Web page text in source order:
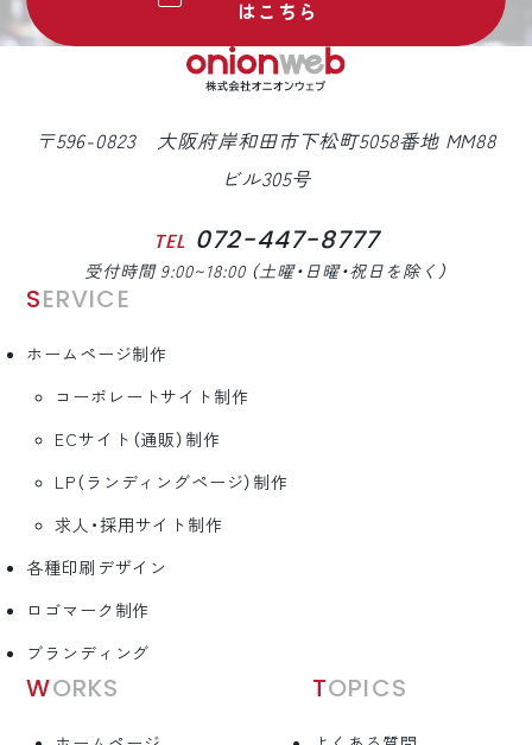
はこちら
〒596-0823 大阪府岸和田市下松町5058番地 MM88
ビル305号
TEL 072-447-8777
受付時間 9:00~18:00 （土曜・日曜・祝日を除く）
SERVICE
ホームページ制作
コーポレートサイト制作
ECサイト（通販）制作
LP（ランディングページ）制作
求人・採用サイト制作
各種印刷デザイン
ロゴマーク制作
ブランディング
WORKS TOPICS